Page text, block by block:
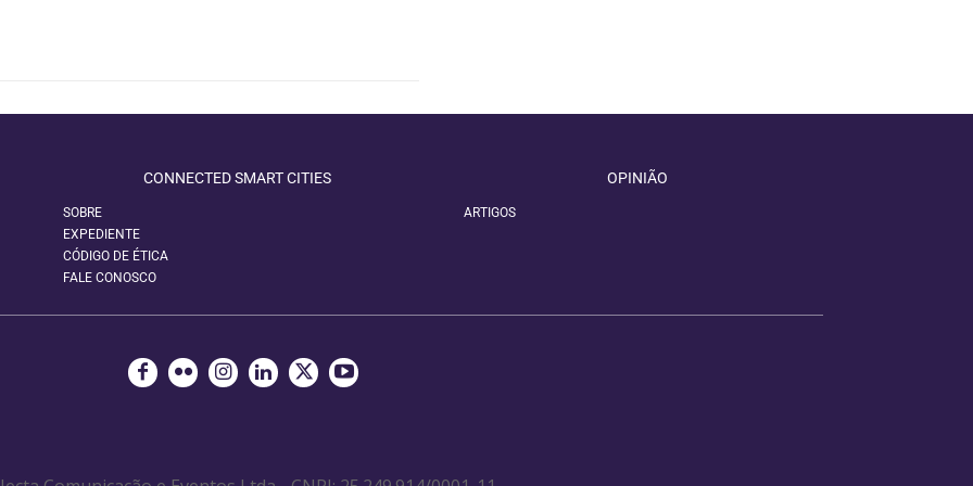
CONNECTED SMART CITIES
SOBRE
EXPEDIENTE
CÓDIGO DE ÉTICA
FALE CONOSCO
OPINIÃO
ARTIGOS